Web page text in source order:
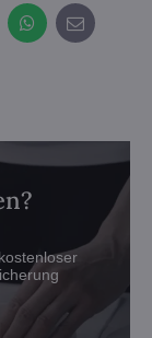
WhatsApp
E-
mail